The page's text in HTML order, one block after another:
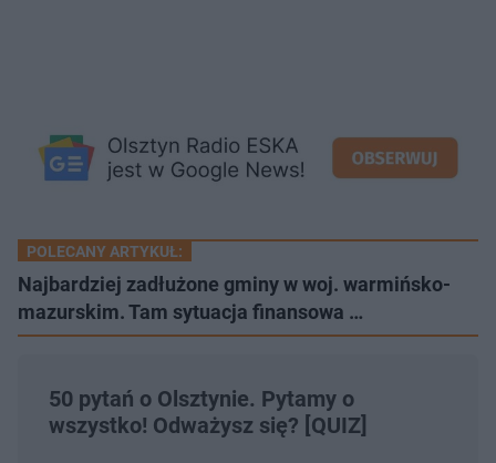
POLECANY ARTYKUŁ:
Najbardziej zadłużone gminy w woj. warmińsko-
mazurskim. Tam sytuacja finansowa …
50 pytań o Olsztynie. Pytamy o
wszystko! Odważysz się? [QUIZ]